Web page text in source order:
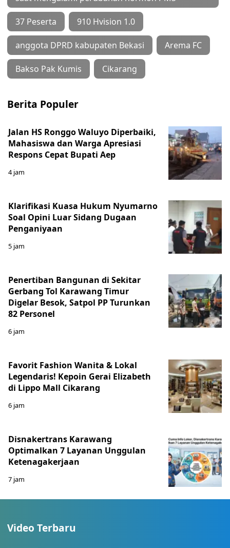
37 Peserta 910 Hvision 1.0
anggota DPRD kabupaten Bekasi Arema FC
Bakso Pak Kumis Cikarang
Berita Populer
Jalan HS Ronggo Waluyo Diperbaiki,
Mahasiswa dan Warga Apresiasi
Respons Cepat Bupati Aep
4 jam
Klarifikasi Kuasa Hukum Nyumarno
Soal Opini Luar Sidang Dugaan
Penganiyaan
5 jam
Penertiban Bangunan di Sekitar
Gerbang Tol Karawang Timur
Digelar Besok, Satpol PP Turunkan
82 Personel
6 jam
Favorit Fashion Wanita & Lokal
Legendaris! Kepoin Gerai Elizabeth
di Lippo Mall Cikarang
6 jam
Disnakertrans Karawang
Optimalkan 7 Layanan Unggulan
Ketenagakerjaan
7 jam
Video Terbaru